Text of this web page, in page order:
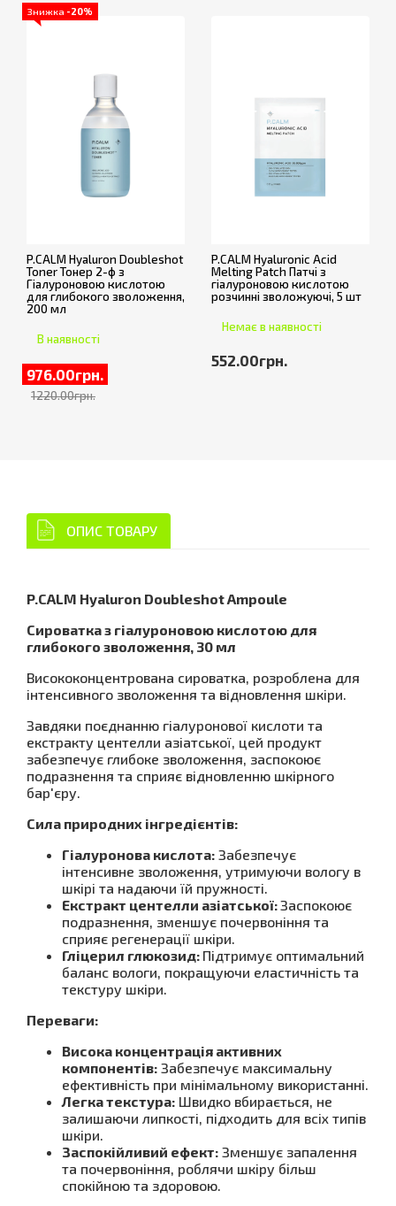
Знижка -20%
P.CALM Hyaluron Doubleshot
Toner Тонер 2-ф з
Гіалуроновою кислотою
для глибокого зволоження,
200 мл
В наявності
976.00грн.
1220.00грн.
P.CALM Hyaluronic Acid
Melting Patch Патчі з
гіалуроновою кислотою
розчинні зволожуючі, 5 шт
Немає в наявності
552.00грн.
ОПИС ТОВАРУ
P.CALM Hyaluron Doubleshot Ampoule
Сироватка з гіалуроновою кислотою для
глибокого зволоження, 30 мл
Висококонцентрована сироватка, розроблена для
інтенсивного зволоження та відновлення шкіри.
Завдяки поєднанню гіалуронової кислоти та
екстракту центелли азіатської, цей продукт
забезпечує глибоке зволоження, заспокоює
подразнення та сприяє відновленню шкірного
бар'єру.
Сила природних інгредієнтів:
Гіалуронова кислота: Забезпечує
інтенсивне зволоження, утримуючи вологу в
шкірі та надаючи їй пружності.
Екстракт центелли азіатської:Заспокоює
подразнення, зменшує почервоніння та
сприяє регенерації шкіри.
Гліцерил глюкозид: Підтримує оптимальний
баланс вологи, покращуючи еластичність та
текстуру шкіри.
Переваги:
Висока концентрація активних
компонентів: Забезпечує максимальну
ефективність при мінімальному використанні.
Легка текстура: Швидко вбирається, не
залишаючи липкості, підходить для всіх типів
шкіри.
Заспокійливий ефект: Зменшує запалення
та почервоніння, роблячи шкіру більш
спокійною та здоровою.